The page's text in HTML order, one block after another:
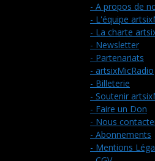
- A propos de
- L'équipe
- La charte
- Newsletter
- Partenariats
- artsixMicRadio
- Billeterie
- Soutenir
- Faire un Don
- Nous
- Abonnements
- Mentions